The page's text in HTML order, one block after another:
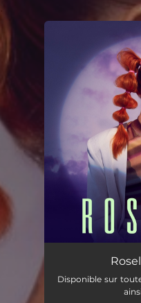
You're all
Disponible sur